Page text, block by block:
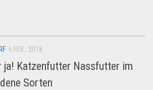
6 FEB., 2018
ja! Katzenfutter Nassfutter im
Sorten